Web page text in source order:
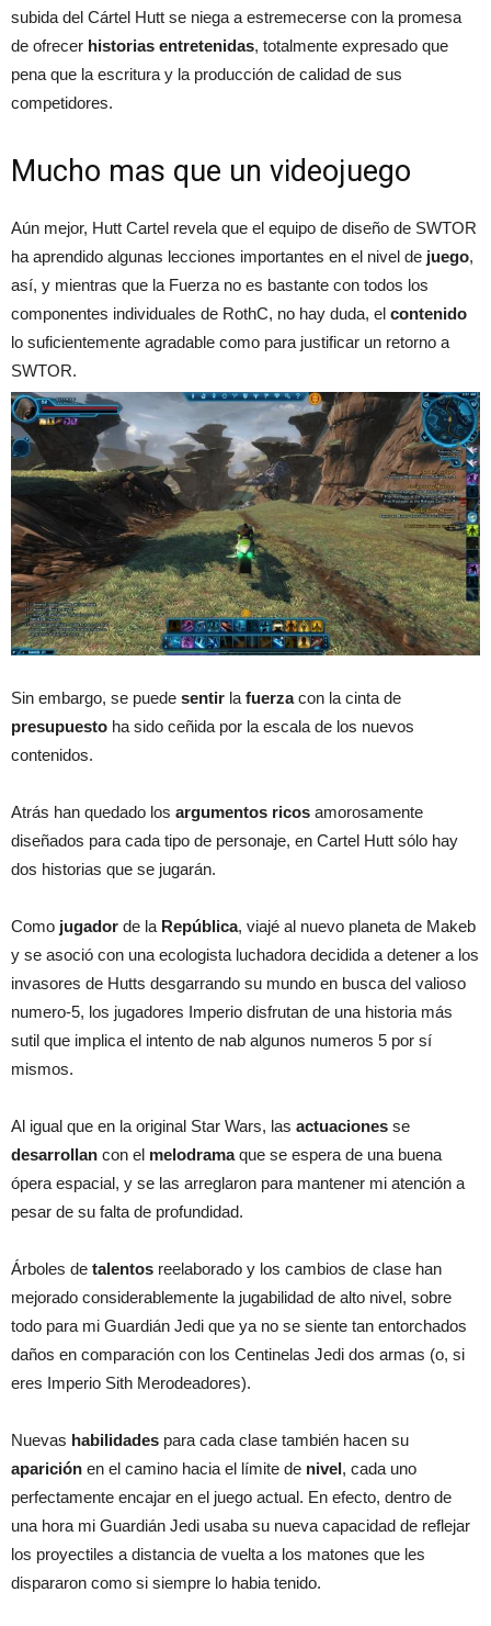
subida del Cártel Hutt se niega a estremecerse con la promesa
de ofrecer historias entretenidas, totalmente expresado que
pena que la escritura y la producción de calidad de sus
competidores.
Mucho mas que un videojuego
Aún mejor, Hutt Cartel revela que el equipo de diseño de SWTOR
ha aprendido algunas lecciones importantes en el nivel de juego,
así, y mientras que la Fuerza no es bastante con todos los
componentes individuales de RothC, no hay duda, el contenido
lo suficientemente agradable como para justificar un retorno a
SWTOR.
Sin embargo, se puede sentir la fuerzacon la cinta de
presupuesto ha sido ceñida por la escala de los nuevos
contenidos.
Atrás han quedado los argumentos ricos amorosamente
diseñados para cada tipo de personaje, en Cartel Hutt sólo hay
dos historias que se jugarán.
Como jugador de la República, viajé al nuevo planeta de Makeb
y se asoció con una ecologista luchadora decidida a detener a los
invasores de Hutts desgarrando su mundo en busca del valioso
numero-5, los jugadores Imperio disfrutan de una historia más
sutil que implica el intento de nab algunos numeros 5 por sí
mismos.
Al igual que en la original Star Wars, las actuaciones se
desarrollan con el melodramaque se espera de una buena
ópera espacial, y se las arreglaron para mantener mi atención a
pesar de su falta de profundidad.
Árboles de talentos reelaborado y los cambios de clase han
mejorado considerablemente la jugabilidad de alto nivel, sobre
todo para mi Guardián Jedi que ya no se siente tan entorchados
daños en comparación con los Centinelas Jedi dos armas (o, si
eres Imperio Sith Merodeadores).
Nuevas habilidades para cada clase también hacen su
aparición en el camino hacia el límite de nivel, cada uno
perfectamente encajar en el juego actual. En efecto, dentro de
una hora mi Guardián Jedi usaba su nueva capacidad de reflejar
los proyectiles a distancia de vuelta a los matones que les
dispararon como si siempre lo habia tenido.